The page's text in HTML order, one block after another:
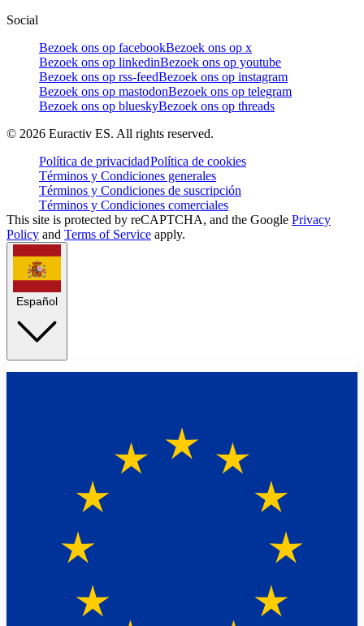
Social
Bezoek ons op facebookBezoek ons op x
Bezoek ons op linkedinBezoek ons op youtube
Bezoek ons op rss-feedBezoek ons op instagram
Bezoek ons op mastodonBezoek ons op telegram
Bezoek ons op blueskyBezoek ons op threads
© 2026 Euractiv ES. All rights reserved.
Política de privacidadPolítica de cookies
Términos y Condiciones generales
Términos y Condiciones de suscripción
Términos y Condiciones comerciales
This site is protected by reCAPTCHA, and the Google Privacy
Policy and Terms of Service apply.
Español